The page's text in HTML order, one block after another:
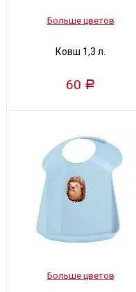
Больше цветов
Ковш 1,3 л.
60 Р
Больше цветов